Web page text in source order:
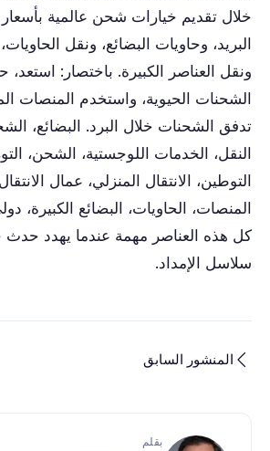
خلال تقديم خيارات شحن عالمية
البريد، وحاويات البضائع، ونقل
ونقل العناصر الكبيرة. باختصار: استعد،
الشحنات الحيوية، واستخدم المنصات
تدفق الشحنات خلال البرد. البضائع،
النقل، الخدمات اللوجستية، الشحن،
التوطين، الانتقال المنزلي، عمال
المنصات، الحاويات، البضائع الكبيرة،
كل هذه العناصر مهمة عندما يهدد
سلاسل الإمداد.
المنشور السابق
بقلم